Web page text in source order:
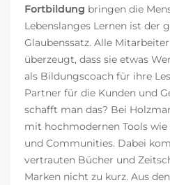
Fortbildung bringen die
Lebenslanges Lernen ist der
Glaubenssatz. Alle
überzeugt, dass sie etwas
als Bildungscoach für ihre
Partner für die Kunden und
schafft man das? Bei
mit hochmodernen Tools
und Communities. Dabei
vertrauten Bücher und
Marken nicht zu kurz. Aus